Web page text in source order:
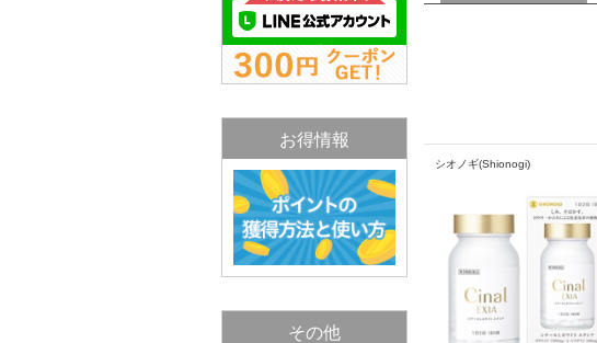
お得情報
その他
シオノギ(Shionogi)